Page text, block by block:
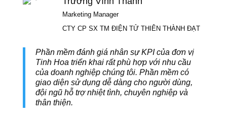
Marketing Manager
CTY CP SX TM ĐIỆN TỬ THIÊN THÀNH ĐẠT
Phần mềm đánh giá nhân sự KPI của đơn vị
Tinh Hoa triển khai rất phù hợp với nhu cầu
của doanh nghiệp chúng tôi. Phần mềm có
giao diện sử dụng dễ dàng cho người dùng,
đội ngũ hỗ trợ nhiệt tình, chuyên nghiệp và
thân thiện.